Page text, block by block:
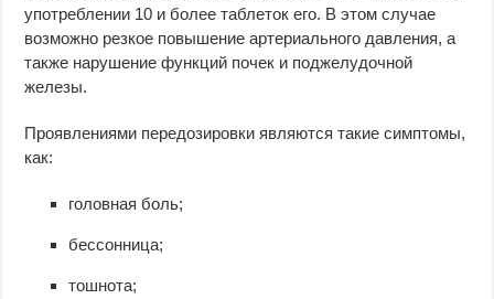
употреблении 10 и более таблеток его. В этом случае
возможно резкое повышение артериального давления, а
также нарушение функций почек и поджелудочной
железы.
Проявлениями передозировки являются такие симптомы,
как:
головная боль;
бессонница;
тошнота;